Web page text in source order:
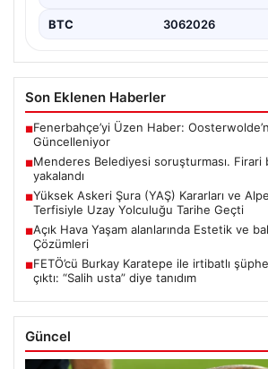
BTC 3062026
Son Eklenen Haberler
■Fenerbahçe’yi Üzen Haber:
Güncelleniyor
■Menderes Belediyesi soruşturması. Firari
yakalandı
■Yüksek Askeri Şura (YAŞ) Kararları ve
Terfisiyle Uzay Yolculuğu Tarihe Geçti
■Açık Hava Yaşam alanlarında Estetik ve
Çözümleri
■FETÖ’cü Burkay Karatepe ile irtibatlı
çıktı: “Salih usta” diye tanıdım
Güncel